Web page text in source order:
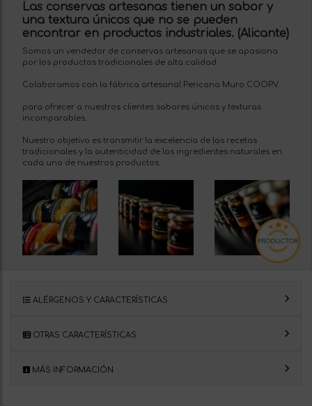
Las conservas artesanas tienen un sabor y
una textura únicos que no se pueden
encontrar en productos industriales. (Alicante)
Somos un vendedor de conservas artesanas que se apasiona
por los productos tradicionales de alta calidad.
Colaboramos con la fábrica artesanal Pericana Muro COOP.V.
para ofrecer a nuestros clientes sabores únicos y texturas
incomparables.
Nuestro objetivo es transmitir la excelencia de las recetas
tradicionales y la autenticidad de los ingredientes naturales en
cada uno de nuestros productos.
ALÉRGENOS Y CARACTERÍSTICAS
OTRAS CARACTERÍSTICAS
MÁS INFORMACIÓN